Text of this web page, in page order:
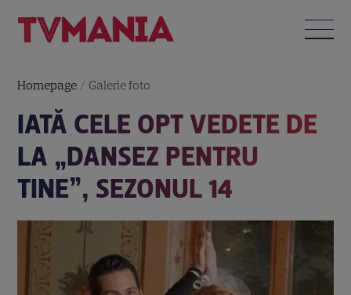
Homepage / Galerie foto
IATĂ CELE OPT VEDETE DE
LA „DANSEZ PENTRU
TINE”, SEZONUL 14